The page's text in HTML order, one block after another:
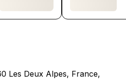
Les Deux Alpes, France,